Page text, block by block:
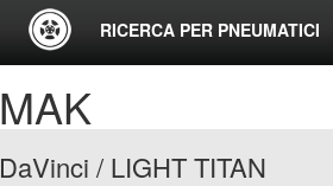
RICERCA PER PNEUMATICI
MAK
DaVinci / LIGHT TITAN